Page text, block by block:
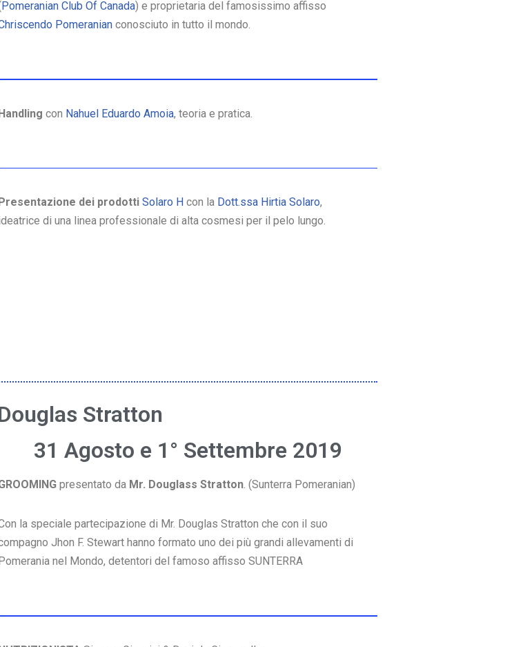
Pomeranian Club Of Canada) e proprietaria del famosissimo affisso
Pomeranian conosciuto in tutto il mondo.
con Nahuel Eduardo Amoia, teoria e pratica.
dei prodotti Solaro H con la Dott.ssa Hirtia Solaro,
di una linea professionale di alta cosmesi per il pelo lungo.
Stratton
31 Agosto e 1° Settembre 2019
presentato da Mr. Douglass Stratton. (Sunterra Pomeranian)
la speciale partecipazione di Mr. Douglas Stratton che con il suo
Jhon F. Stewart hanno formato uno dei più grandi allevamenti di
nel Mondo, detentori del famoso affisso SUNTERRA